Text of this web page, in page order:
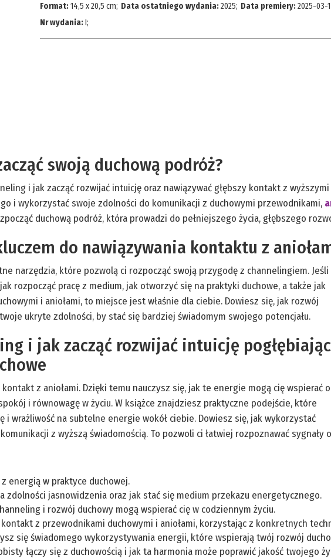
Format: 14,5 x 20,5 cm; Data ostatniego wydania:2025; Data premiery:2025-03-
Nr wydania:I;
swoją duchową podróż?
i jak zacząć rozwijać intuicję oraz nawiązywać głębszy kontakt z
i wykorzystać swoje zdolności do komunikacji z duchowymi przewodnikami,
duchową podróż, która prowadzi do pełniejszego życia, głębszego
do nawiązywania kontaktu z
narzędzia, które pozwolą ci rozpocząć swoją przygodę z channelingiem. Jeśli
rozpocząć pracę z medium, jak otworzyć się na praktyki duchowe, a także jak
i aniołami, to miejsce jest właśnie dla ciebie. Dowiesz się, jak rozwój
ukryte zdolności, by stać się bardziej świadomym swojego potencjału.
i jak zacząć rozwijać intuicję pogłębiając
z aniołami. Dzięki temu nauczysz się, jak te energie mogą cię wspierać
i równowagę w życiu. W książce znajdziesz praktyczne podejście, które
i wrażliwość na subtelne energie wokół ciebie. Dowiesz się, jak wykorzystać
z wyższą świadomością. To pozwoli ci łatwiej rozpoznawać
energią w praktyce duchowej.
zdolności jasnowidzenia oraz jak stać się medium przekazu energetycznego.
i rozwój duchowy mogą wspierać cię w codziennym życiu.
kontakt z przewodnikami duchowymi i aniołami, korzystając z konkretnych
się świadomego wykorzystywania energii, które wspierają twój rozwój
łączy się z duchowością i jak ta harmonia może poprawić jakość twojego